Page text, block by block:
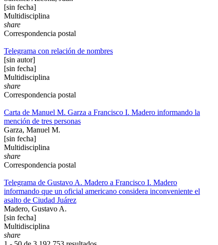
[sin fecha]
Multidisciplina
share
Correspondencia postal
Telegrama con relación de nombres
[sin autor]
[sin fecha]
Multidisciplina
share
Correspondencia postal
Carta de Manuel M. Garza a Francisco I. Madero informando la
mención de tres personas
Garza, Manuel M.
[sin fecha]
Multidisciplina
share
Correspondencia postal
Telegrama de Gustavo A. Madero a Francisco I. Madero
informando que un oficial americano considera inconveniente el
asalto de Ciudad Juárez
Madero, Gustavo A.
[sin fecha]
Multidisciplina
share